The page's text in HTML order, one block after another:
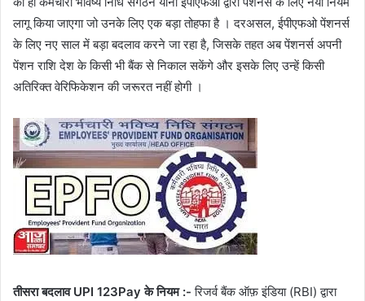
लागू किया जाएगा जो उनके लिए एक बड़ा तोहफा है । दरअसल, ईपीएफओ पेंशनर्स
के लिए नए साल में बड़ा बदलाव करने जा रहा है, जिसके तहत अब पेंशनर्स अपनी
पेंशन राशि देश के किसी भी बैंक से निकाल सकेंगे और इसके लिए उन्हें किसी
अतिरिक्त वेरिफिकेशन की जरूरत नहीं होगी ।
तीसरा बदलाव UPI 123Pay के नियम :- रिजर्व बैंक ऑफ़ इंडिया (RBI) द्वारा